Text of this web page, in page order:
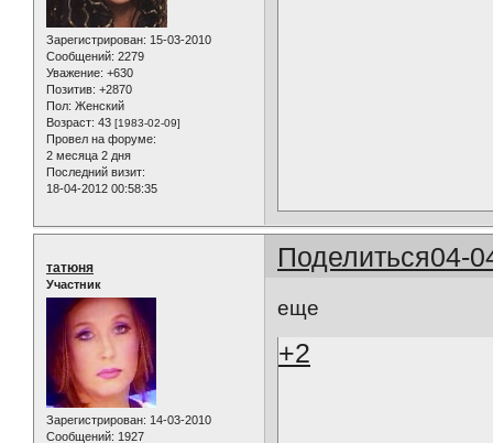
Зарегистрирован: 15-03-2010
Сообщений: 2279
Уважение: +630
Позитив: +2870
Пол: Женский
Возраст: 43 [1983-02-09]
Провел на форуме:
2 месяца 2 дня
Последний визит:
18-04-2012 00:58:35
Поделиться04-
татюня
Участник
Зарегистрирован: 14-03-2010
Сообщений: 1927
еще
+2